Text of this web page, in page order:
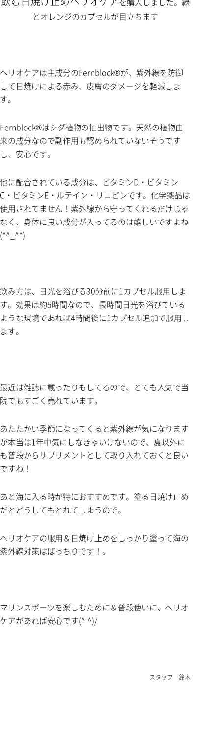
とオレンジのカプセルが目立ちます
ヘリオケアは主成分のFernblock®が、紫外線を防御
して日焼けによる赤み、皮膚のダメージを軽減しま
す。
Fernblock®はシダ植物の抽出物です。天然の植物由
来の成分なので副作用も認められていないそうです
し、安心です。
他に配合されている成分は、ビタミンD・ビタミン
C・ビタミンE・ルテイン・リコピンです。化学薬品は
使用されてません！紫外線から守ってくれるだけじゃ
なく、身体に良い成分が入ってるのは嬉しいですよね
(*^_^*)
飲み方は、日光を浴びる30分前に1カプセル服用しま
す。効果は約5時間なので、長時間日光を浴びている
ような環境であれば4時間後に1カプセル追加で服用し
ます。
最近は雑誌に載ったりもしてるので、とても人気で当
院でもすごく売れています。
あたたかい季節になってくると紫外線が気になります
が本当は1年中気にしなきゃいけないので、夏以外に
も普段からサプリメントとして取り入れておくと良い
ですね！
あと海に入る時が特におすすめです。塗る日焼け止め
だとどうしてもとれてしまうので。
ヘリオケアの服用＆日焼け止めをしっかり塗って海の
紫外線対策はばっちりです！。
マリンスポーツを楽しむために＆普段使いに、ヘリオ
ケアがあれば安心です(^ ^)/
スタッフ 鈴木